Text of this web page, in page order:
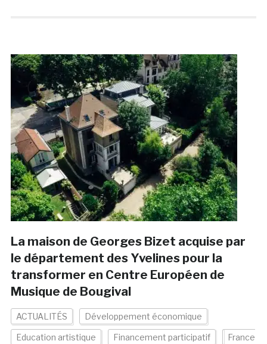
La maison de Georges Bizet acquise par
le département des Yvelines pour la
transformer en Centre Européen de
Musique de Bougival
ACTUALITÉS Développement économique
Education artistique Financement participatif France